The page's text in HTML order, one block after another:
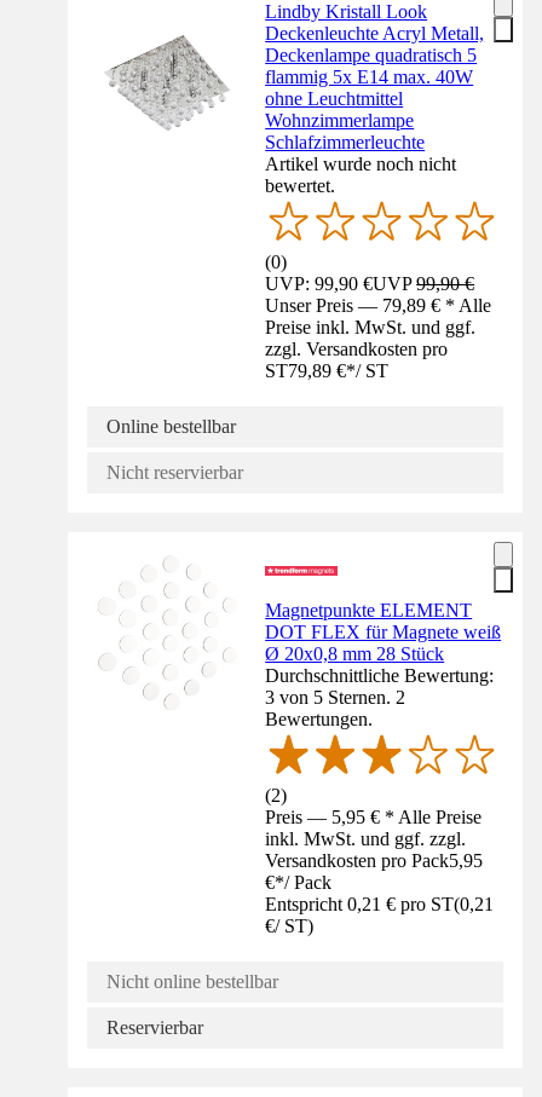
Lindby Kristall Look
Deckenleuchte Acryl Metall,
Deckenlampe quadratisch 5
flammig 5x E14 max. 40W
ohne Leuchtmittel
Wohnzimmerlampe
Schlafzimmerleuchte
Artikel wurde noch nicht
bewertet.
(0)
UVP: 99,90 €UVP99,90 €
Unser Preis — 79,89 € * Alle
Preise inkl. MwSt. und ggf.
zzgl. Versandkosten pro
ST79,89 €*/ ST
Online bestellbar
Nicht reservierbar
Magnetpunkte ELEMENT
DOT FLEX für Magnete weiß
Ø 20x0,8 mm 28 Stück
Durchschnittliche Bewertung:
3 von 5 Sternen. 2
Bewertungen.
(2)
Preis — 5,95 € * Alle Preise
inkl. MwSt. und ggf. zzgl.
Versandkosten pro Pack5,95
€*/ Pack
Entspricht 0,21 € pro ST(0,21
€/ ST)
Nicht online bestellbar
Reservierbar